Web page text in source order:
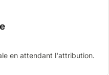
en attendant l'attribution.